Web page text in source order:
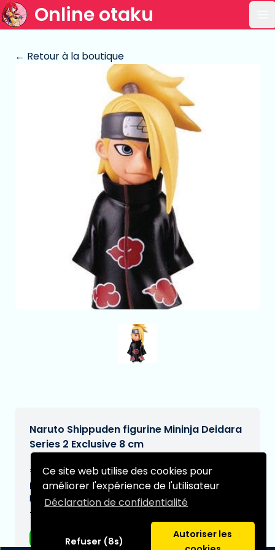
Ce site web utilise des cookies pour
améliorer l'expérience de l'utilisateur
Déclaration de confidentialité
Refuser (8s)
Autoriser les
Online otaku
← Retour à la boutique
Naruto Shippuden figurine Mininja Deidara
Series 2 Exclusive 8 cm
€10,95[Sous réserve de modifications]
Date de livraison prévue:
N/A
Type:
Figurines d'anime